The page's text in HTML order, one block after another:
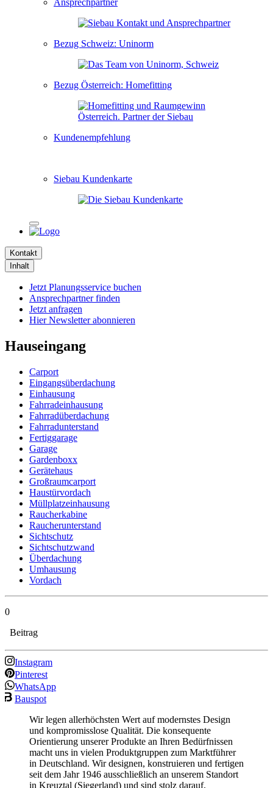
Ansprechpartner
Bezug Schweiz: Uninorm
Bezug Österreich: Homefitting
Kundenempfehlung
Siebau Kundenkarte
Kontakt
Inhalt
Jetzt Planungsservice buchen
Ansprechpartner finden
Jetzt anfragen
Hier Newsletter abonnieren
Hauseingang
Carport
Eingangsüberdachung
Einhausung
Fahrradeinhausung
Fahrradüberdachung
Fahrradunterstand
Fertiggarage
Garage
Gardenboxx
Gerätehaus
Großraumcarport
Haustürvordach
Müllplatzeinhausung
Raucherkabine
Raucherunterstand
Sichtschutz
Sichtschutzwand
Überdachung
Umhausung
Vordach
0
Beitrag
Instagram
Pinterest
WhatsApp
Bauspot
Wir legen allerhöchsten Wert auf modernstes Design
und kompromisslose Qualität. Die konsequente
Orientierung unserer Produkte an Ihren Bedürfnissen
macht uns in vielen Produktgruppen zum Marktführer
in Deutschland. Wir designen, konstruieren und fertigen
seit dem Jahr 1946 ausschließlich an unserem Standort
in Kreuztal (Siegerland) und sind stolz darauf.